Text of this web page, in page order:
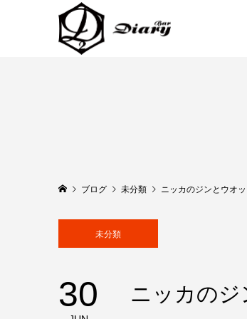
ブログ 未分類 ニッカのジンとウオ
未分類
30 ニッカの